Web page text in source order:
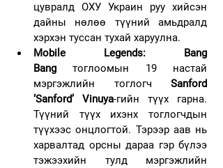
цувралд ОХУ Украин руу хийсэн
дайны нөлөө түүний амьдралд
хэрхэн туссан тухай харуулна.
Mobile Legends: Bang
Bang тоглоомын 19 настай
мэргэжлийн тоглогч Sanford
‘Sanford’ Vinuya-гийн түүх гарна.
Түүний түүх ихэнх тоглогчдын
түүхээс онцлогтой. Тэрээр аав нь
харвалтад орсны дараа гэр бүлээ
тэжээхийн тулд мэргэжлийн